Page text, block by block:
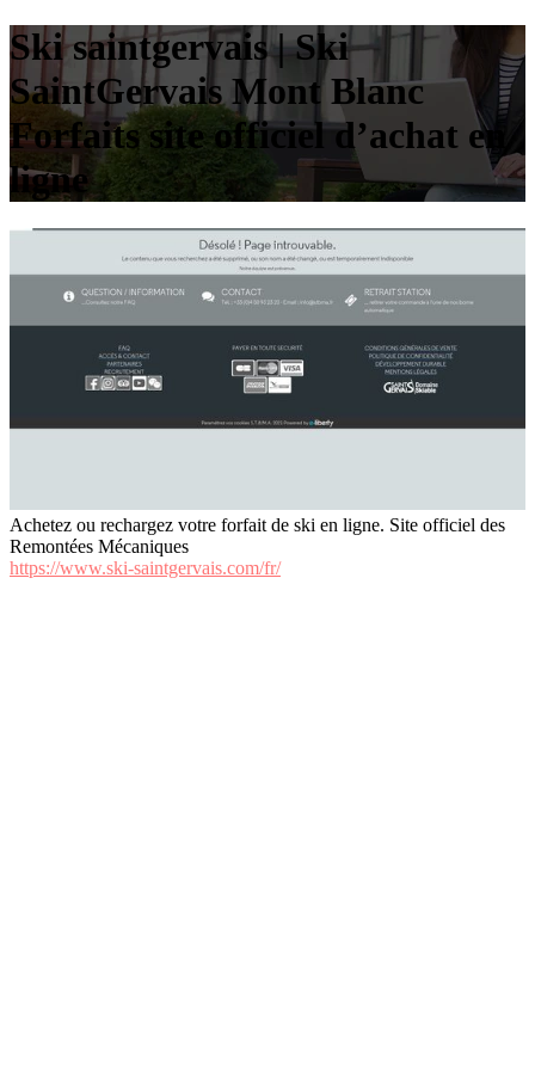
Ski saintger­vais | Ski
SaintGervais Mont Blanc
Forfaits site officiel d’achat en
ligne
Achetez ou rechargez votre forfait de ski en ligne. Site officiel des
Remontées Mécaniques
https://www.ski-saintgervais.com/fr/